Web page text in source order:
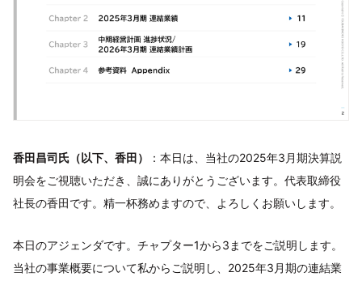
香田昌司氏（以下、香田）
：本日は、当社の2025年3月期決算説
明会をご視聴いただき、誠にありがとうございます。代表取締役
社長の香田です。精一杯務めますので、よろしくお願いします。
本日のアジェンダです。チャプター1から3までをご説明します。
当社の事業概要について私からご説明し、2025年3月期の連結業